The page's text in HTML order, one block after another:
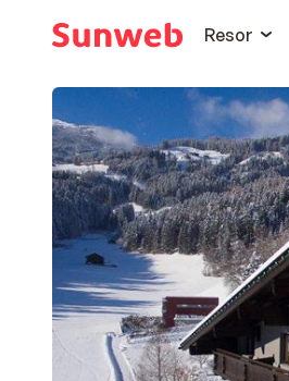
Resor